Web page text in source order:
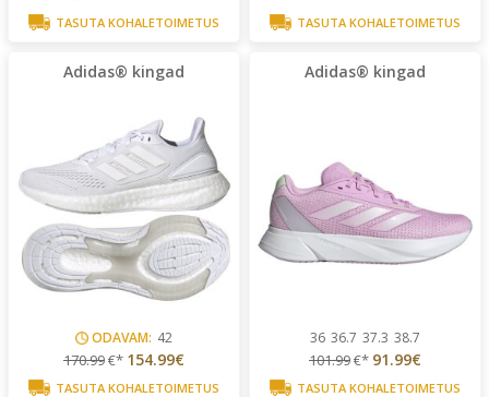
TASUTA KOHALETOIMETUS TASUTA KOHALETOIMETUS
Adidas® kingad
ODAVAM: 42
170.99€* 154.99€
TASUTA KOHALETOIMETUS
Adidas® kingad
36 36.7 37.3 38.7
101.99€* 91.99€
TASUTA KOHALETOIMETUS